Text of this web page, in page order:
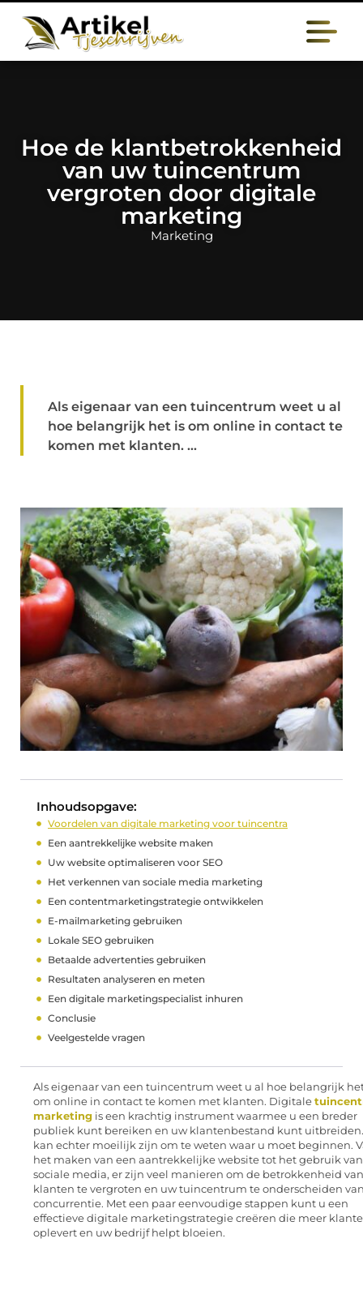
Hoe de klantbetrokkenheid
van uw tuincentrum
vergroten door digitale
marketing
Marketing
Als eigenaar van een tuincentrum weet u al
hoe belangrijk het is om online in contact te
komen met klanten. ...
Inhoudsopgave:
Voordelen van digitale marketing voor tuincentra
Een aantrekkelijke website maken
Uw website optimaliseren voor SEO
Het verkennen van sociale media marketing
Een contentmarketingstrategie ontwikkelen
E-mailmarketing gebruiken
Lokale SEO gebruiken
Betaalde advertenties gebruiken
Resultaten analyseren en meten
Een digitale marketingspecialist inhuren
Conclusie
Veelgestelde vragen
Als eigenaar van een tuincentrum weet u al hoe belangrijk
om online in contact te komen met klanten. Digitale
marketing is een krachtig instrument waarmee u een breder
publiek kunt bereiken en uw klantenbestand kunt
kan echter moeilijk zijn om te weten waar u moet beginnen.
het maken van een aantrekkelijke website tot het gebruik van
sociale media, er zijn veel manieren om de betrokkenheid van
klanten te vergroten en uw tuincentrum te onderscheiden
concurrentie. Met een paar eenvoudige stappen kunt u een
effectieve digitale marketingstrategie creëren die meer
oplevert en uw bedrijf helpt bloeien.